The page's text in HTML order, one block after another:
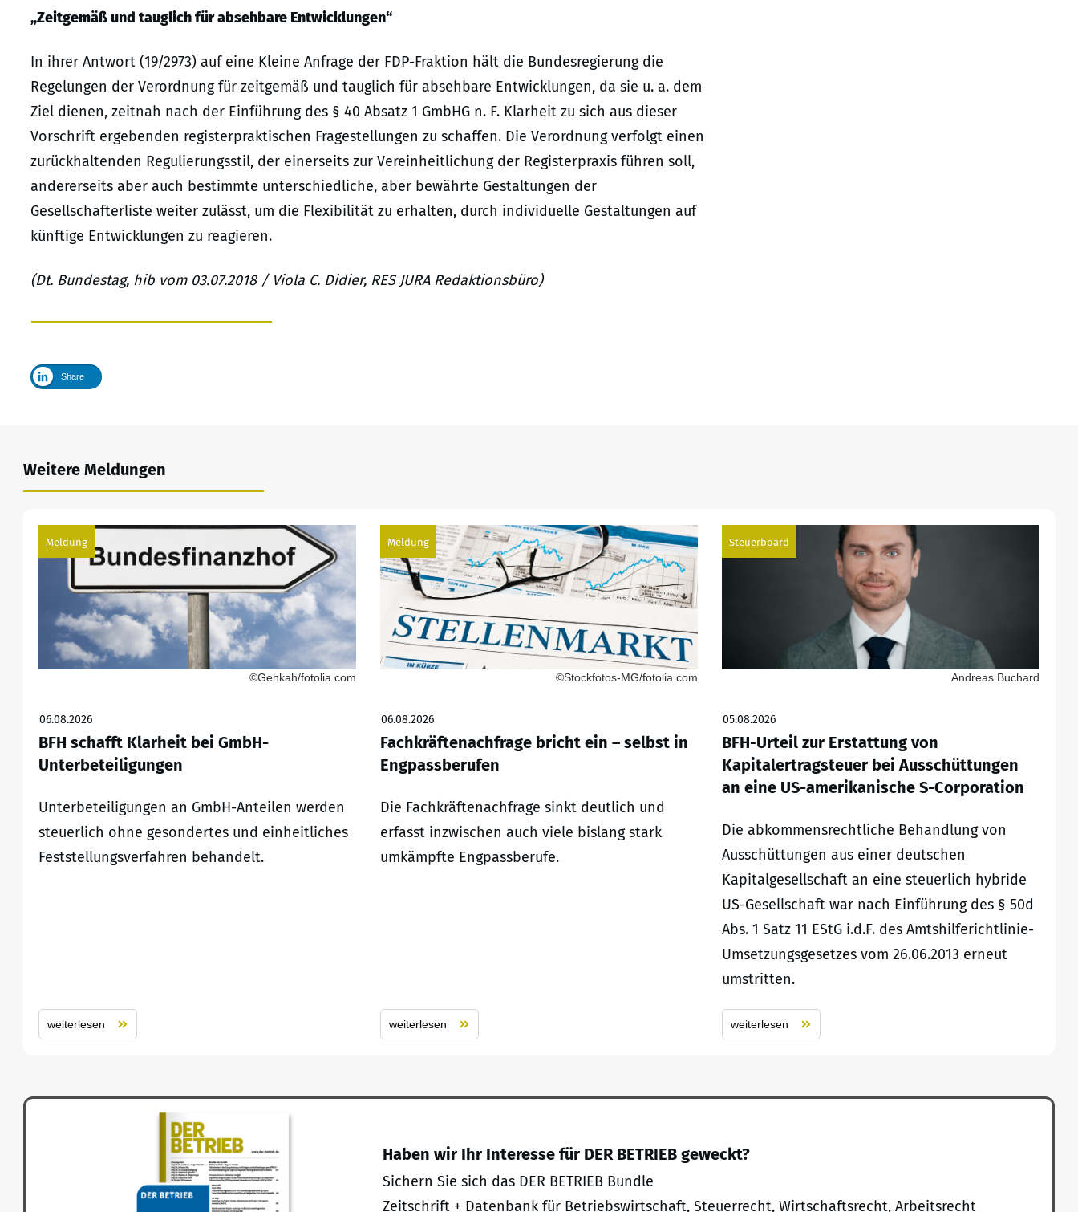
„Zeitgemäß und tauglich für absehbare Entwicklungen“
In ihrer Antwort (19/2973) auf eine Kleine Anfrage der FDP-Fraktion hält die Bundesregierung die
Regelungen der Verordnung für zeitgemäß und tauglich für absehbare Entwicklungen, da sie u. a. dem
Ziel dienen, zeitnah nach der Einführung des § 40 Absatz 1 GmbHG n. F. Klarheit zu sich aus dieser
Vorschrift ergebenden registerpraktischen Fragestellungen zu schaffen. Die Verordnung verfolgt einen
zurückhaltenden Regulierungsstil, der einerseits zur Vereinheitlichung der Registerpraxis führen soll,
andererseits aber auch bestimmte unterschiedliche, aber bewährte Gestaltungen der
Gesellschafterliste weiter zulässt, um die Flexibilität zu erhalten, durch individuelle Gestaltungen auf
künftige Entwicklungen zu reagieren.
(Dt. Bundestag, hib vom 03.07.2018 / Viola C. Didier, RES JURA Redaktionsbüro)
Share
Weitere Meldungen
Meldung
©Gehkah/fotolia.com
06.08.2026
BFH schafft Klarheit bei GmbH-
Unterbeteiligungen
Unterbeteiligungen an GmbH-Anteilen werden
steuerlich ohne gesondertes und einheitliches
Feststellungsverfahren behandelt.
weiterlesen
Meldung
©Stockfotos-MG/fotolia.com
06.08.2026
Fachkräftenachfrage bricht ein – selbst in
Engpassberufen
Die Fachkräftenachfrage sinkt deutlich und
erfasst inzwischen auch viele bislang stark
umkämpfte Engpassberufe.
weiterlesen
Steuerboard
Andreas Buchard
05.08.2026
BFH-Urteil zur Erstattung von
Kapitalertragsteuer bei Ausschüttungen
an eine US-amerikanische S-Corporation
Die abkommensrechtliche Behandlung von
Ausschüttungen aus einer deutschen
Kapitalgesellschaft an eine steuerlich hybride
US-Gesellschaft war nach Einführung des § 50d
Abs. 1 Satz 11 EStG i.d.F. des Amtshilferichtlinie-
Umsetzungsgesetzes vom 26.06.2013 erneut
umstritten.
weiterlesen
Haben wir Ihr Interesse für DER BETRIEB geweckt?
Sichern Sie sich das DER BETRIEB Bundle
Zeitschrift + Datenbank für Betriebswirtschaft, Steuerrecht, Wirtschaftsrecht, Arbeitsrecht